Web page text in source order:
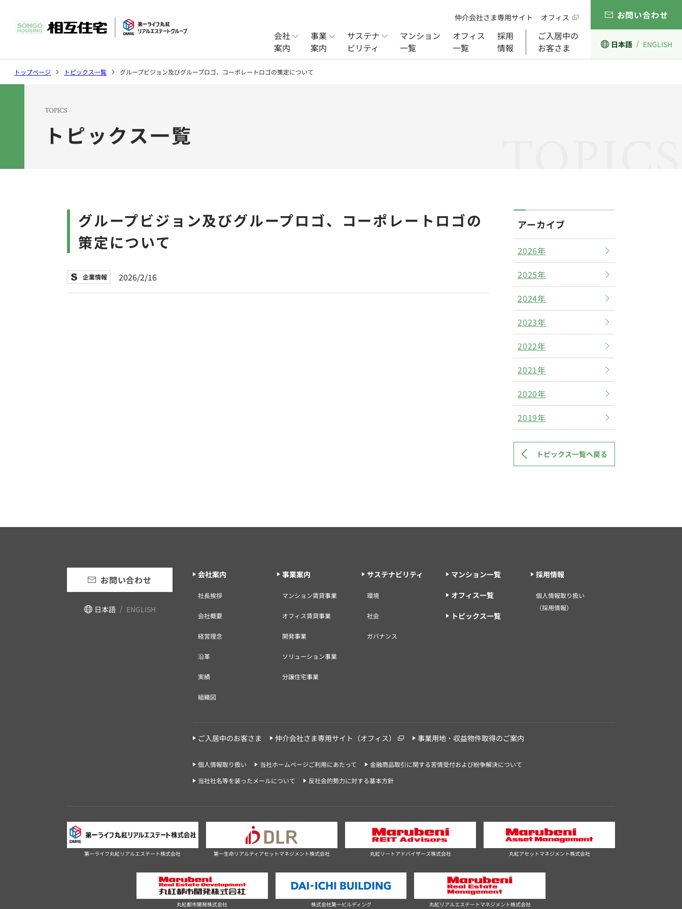
仲介会社さま専用サイト オフィス
お問い合わせ
会社
案内
会社案内トップ
社長挨拶
トピックス一覧
事業
案内
事業案内トップ
マンション賃貸事業
サステナ
ビリティ
サステナビリティ
環境
マンション
一覧
オフィス
一覧
採用
情報
ご入居中の
お客さま
日本語 ENGLISH
トップページ トピックス一覧 グループビジョン及びグループロゴ、コーポレートロゴの策定について
TOPICS
トピックス一覧
グループビジョン及びグループロゴ、コーポレートロゴの
策定について
企業情報 2026/2/16
アーカイブ
2026年
2025年
2024年
2023年
2022年
2021年
2020年
2019年
トピックス一覧へ戻る
お問い合わせ
日本語 ENGLISH
会社案内
社長挨拶
会社概要
経営理念
沿革
実績
組織図
事業案内
マンション賃貸事業
オフィス賃貸事業
開発事業
ソリューション事業
分譲住宅事業
サステナビリティ
環境
社会
ガバナンス
マンション一覧
オフィス一覧
トピックス一覧
採用情報
個人情報取り扱い
（採用情報）
ご入居中のお客さま 仲介会社さま専用サイト（オフィス） 事業用地・収益物件取得のご案内
個人情報取り扱い 当社ホームページご利用にあたって
金融商品取引に関する苦情受付および紛争解決について
当社社名等を装ったメールについて
反社会的勢力に対する基本方針
第一ライフ丸紅リアルエステート株式会社 第一生命リアルティアセットマネジメント株式会社 丸紅リートアドバイザーズ株式会社 丸紅アセットマネジメント株式会社
丸紅都市開発株式会社 株式会社第一ビルディング 丸紅リアルエステートマネジメント株式会社